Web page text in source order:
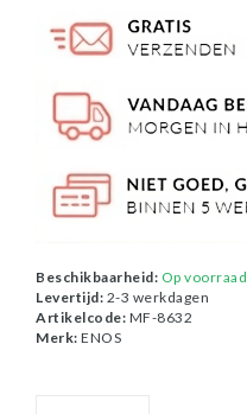
Beschikbaarheid: Op voorraad
Levertijd: 2-3 werkdagen
Artikelcode: MF-8632
Merk: ENOS